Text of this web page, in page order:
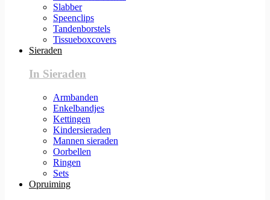
Slabber
Speenclips
Tandenborstels
Tissueboxcovers
Sieraden
In Sieraden
Armbanden
Enkelbandjes
Kettingen
Kindersieraden
Mannen sieraden
Oorbellen
Ringen
Sets
Opruiming